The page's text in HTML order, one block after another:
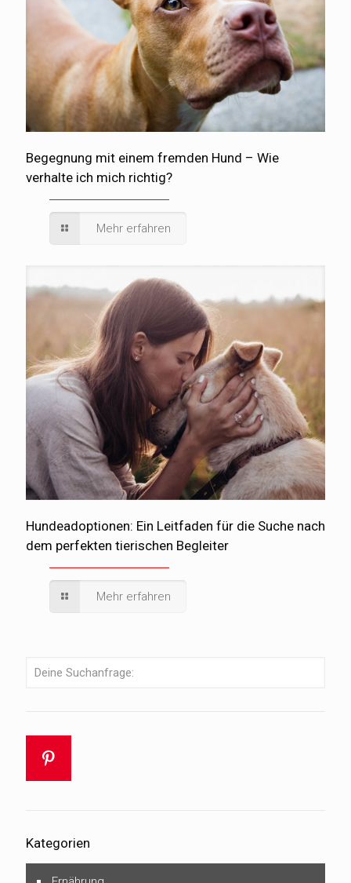
Begegnung mit einem fremden Hund – Wie
verhalte ich mich richtig?
Mehr erfahren
Hundeadoptionen: Ein Leitfaden für die Suche nach
dem perfekten tierischen Begleiter
Mehr erfahren
Kategorien